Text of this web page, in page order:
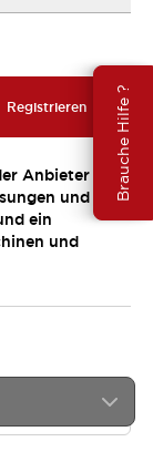
Brauche Hilfe ?
Registrieren
Anbieter
und
ein
und